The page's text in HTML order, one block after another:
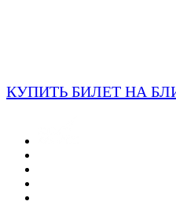
КУПИТЬ БИЛЕТ НА